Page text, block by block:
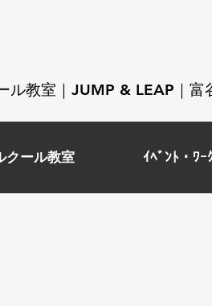
ル教室｜JUMP & LEAP｜
クール教室 ｲﾍﾞﾝﾄ・ﾜｰ